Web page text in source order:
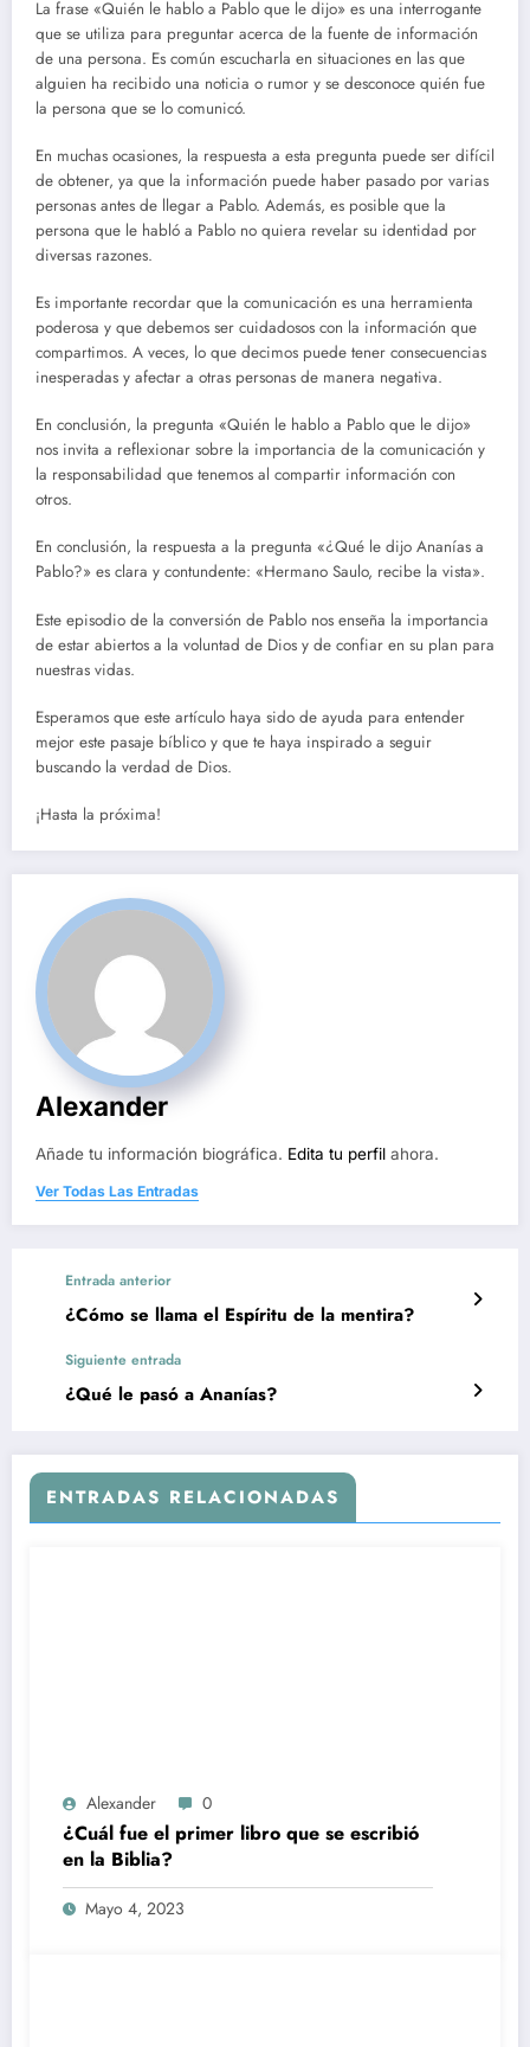
La frase «Quién le hablo a Pablo que le dijo» es una interrogante
que se utiliza para preguntar acerca de la fuente de información
de una persona. Es común escucharla en situaciones en las que
alguien ha recibido una noticia o rumor y se desconoce quién fue
la persona que se lo comunicó.
En muchas ocasiones, la respuesta a esta pregunta puede ser difícil
de obtener, ya que la información puede haber pasado por varias
personas antes de llegar a Pablo. Además, es posible que la
persona que le habló a Pablo no quiera revelar su identidad por
diversas razones.
Es importante recordar que la comunicación es una herramienta
poderosa y que debemos ser cuidadosos con la información que
compartimos. A veces, lo que decimos puede tener consecuencias
inesperadas y afectar a otras personas de manera negativa.
En conclusión, la pregunta «Quién le hablo a Pablo que le dijo»
nos invita a reflexionar sobre la importancia de la comunicación y
la responsabilidad que tenemos al compartir información con
otros.
En conclusión, la respuesta a la pregunta «¿Qué le dijo Ananías a
Pablo?» es clara y contundente: «Hermano Saulo, recibe la vista».
Este episodio de la conversión de Pablo nos enseña la importancia
de estar abiertos a la voluntad de Dios y de confiar en su plan para
nuestras vidas.
Esperamos que este artículo haya sido de ayuda para entender
mejor este pasaje bíblico y que te haya inspirado a seguir
buscando la verdad de Dios.
¡Hasta la próxima!
Alexander
Añade tu información biográfica. Edita tu perfil ahora.
Ver Todas Las Entradas
Entrada anterior
¿Cómo se llama el Espíritu de la mentira?
Siguiente entrada
¿Qué le pasó a Ananías?
ENTRADAS RELACIONADAS
Alexander 0
¿Cuál fue el primer libro que se escribió
en la Biblia?
Mayo 4, 2023